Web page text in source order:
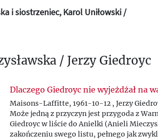
i siostrzeniec, Karol Uniłowski /
/ Jerzy Giedroyc
Dlaczego Giedroyc nie wyjeżdżał na
Maisons-Laffitte, 1961-10-12 , Jerzy
Może jedną z przyczyn jest przygoda z
Giedroyc w liście do Anielki (Anieli
zakończeniu swego listu, pełnego jak